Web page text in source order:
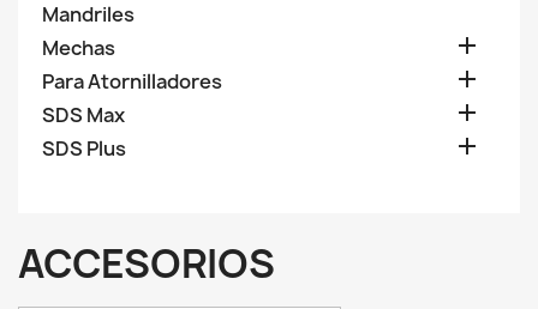
Mandriles
Mechas

Para Atornilladores 
SDS Max 
SDS Plus 
ACCESORIOS